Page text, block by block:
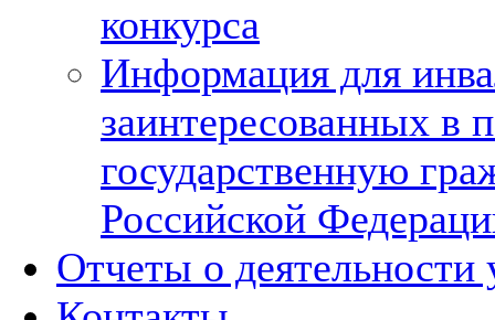
конкурса
Информация для
заинтересованных в
государственную
Российской
Отчеты о деятельности